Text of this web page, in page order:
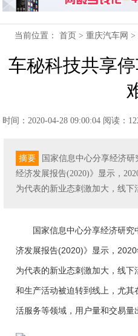
当前位置：首页 >重庆汽车网 >
车秘科技共享
时间：2020-04-28 09:00:04 阅读：
摘要
国家信息中心分享经济
经济发展报告(2020)》显示，
为代表的新业态刺激加大，线下
国家信息中心分享经济研
济发展报告(2020)》显示，
为代表的新业态刺激加大，线
和生产活动被迫转到线上，尤
活服务等领域，用户量和交易量